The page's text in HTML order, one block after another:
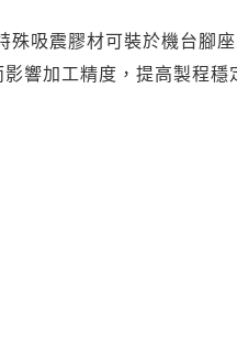
殊吸震膠材可裝於機台腳
影響加工精度，提高製程穩